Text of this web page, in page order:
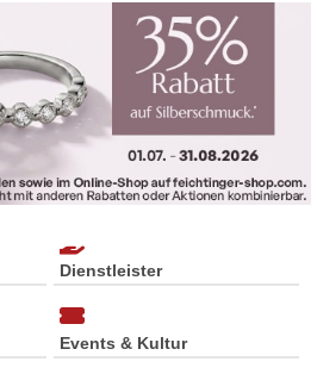
Dienstleister
Events & Kultur